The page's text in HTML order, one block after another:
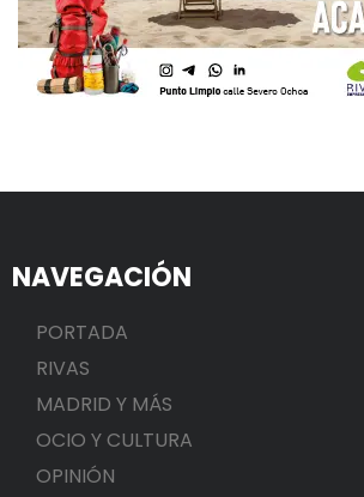
NAVEGACIÓN
PORTADA
RIVAS
MADRID Y MÁS
OCIO Y CULTURA
OPINIÓN